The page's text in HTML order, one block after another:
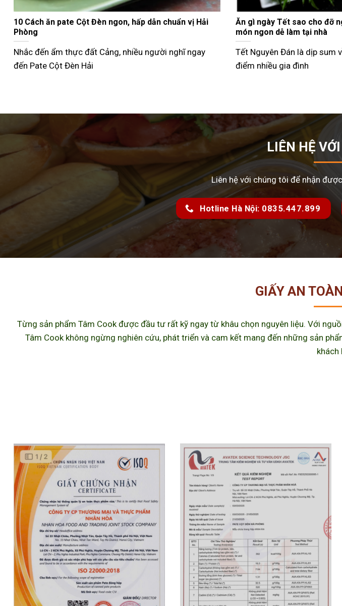
Nướng bánh mì que bằng nồi chiên không dầu giòn
ngon như ngoài tiệm
Không phải ai cũng biết cách nướng bánh mì que bằng
nồi chiên không dầu
Gợi ý các món đãi khách
Tết Nguyên Đán không chỉ
thời điểm các
LIÊN HỆ
Liên hệ với chúng tôi để nhận
Hotline Hà Nội: 0835.447.899
GIẤY AN
Từng sản phẩm Tâm Cook được đầu tư rất kỹ ngay từ khâu chọn nguyên liệu. Với
Tâm Cook không ngừng nghiên cứu, phát triển và cam kết mang đến những sản
khách